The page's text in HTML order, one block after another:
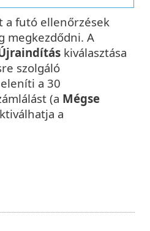
a futó ellenőrzések
megkezdődni. A
kiválasztása
szolgáló
a 30
(a Mégse
a